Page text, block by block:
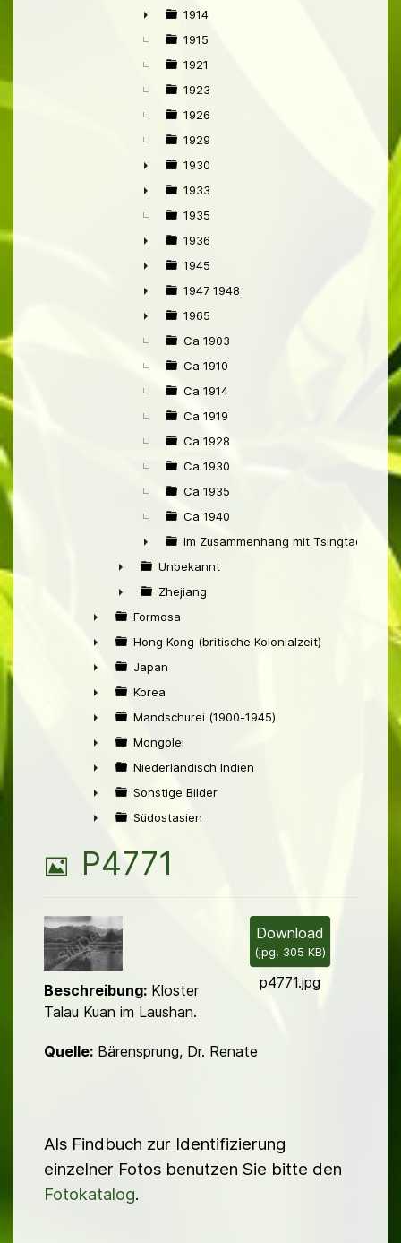
►
1914
1915
1921
1923
1926
1929
►
1930
►
1933
1935
►
1936
►
1945
►
1947 1948
►
1965
Ca 1903
Ca 1910
Ca 1914
Ca 1919
Ca 1928
Ca 1930
Ca 1935
Ca 1940
►
Im Zusammenhang mit Tsingtao
►
Unbekannt
►
Zhejiang
►
Formosa
►
Hong Kong (britische Kolonialzeit)
►
Japan
►
Korea
►
Mandschurei (1900-1945)
►
Mongolei
►
Niederländisch Indien
►
Sonstige Bilder
Südostasien
B
l
d
P4771
Download
(jpg, 305 KB)
p4771.jpg
Beschreibung: Kloster
Talau Kuan im Laushan.
Quelle: Bärensprung, Dr. Renate
Als Findbuch zur Identifizierung
einzelner Fotos benutzen Sie bitte den
Fotokatalog.